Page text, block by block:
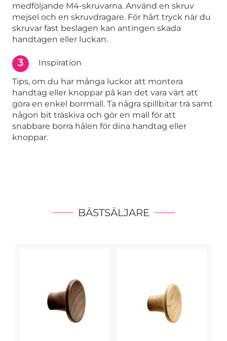
medföljande M4-skruvarna. Använd en skruv
mejsel och en skruvdragare. För hårt tryck när du
skruvar fast beslagen kan antingen skada
handtagen eller luckan.
3
Inspiration
Tips, om du har många luckor att montera
handtag eller knoppar på kan det vara värt att
göra en enkel borrmall. Ta några spillbitar trä samt
någon bit träskiva och gör en mall för att
snabbare borra hålen för dina handtag eller
knoppar.
BÄSTSÄLJARE